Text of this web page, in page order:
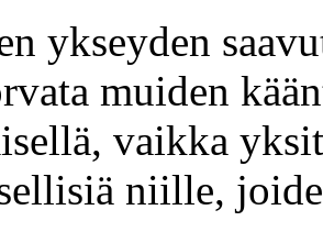
ykseyden
muiden
vaikka
niille,